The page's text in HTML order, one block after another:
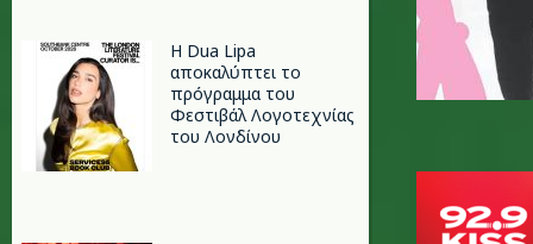
Η Dua Lipa
αποκαλύπτει το
πρόγραμμα του
Φεστιβάλ Λογοτεχνίας
του Λονδίνου